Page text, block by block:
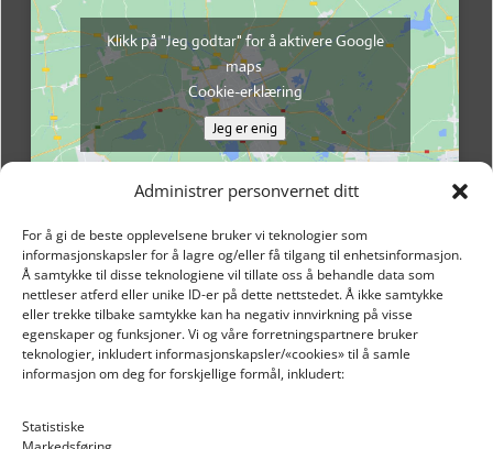
Administrer personvernet ditt
For å gi de beste opplevelsene bruker vi teknologier som
informasjonskapsler for å lagre og/eller få tilgang til enhetsinformasjon.
Å samtykke til disse teknologiene vil tillate oss å behandle data som
nettleser atferd eller unike ID-er på dette nettstedet. Å ikke samtykke
eller trekke tilbake samtykke kan ha negativ innvirkning på visse
egenskaper og funksjoner. Vi og våre forretningspartnere bruker
teknologier, inkludert informasjonskapsler/«cookies» til å samle
informasjon om deg for forskjellige formål, inkludert:
Statistiske
Klikk på "Jeg godtar" for å aktivere Google
maps
Cookie-erklæring
Jeg er enig